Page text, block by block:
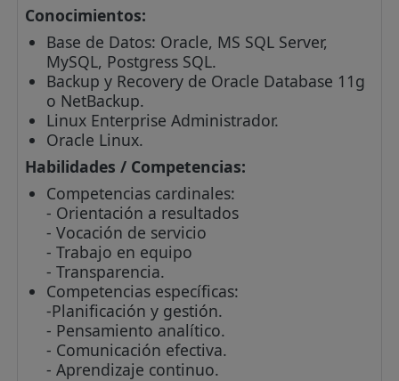
Conocimientos:
Base de Datos: Oracle, MS SQL Server,
MySQL, Postgress SQL.
Backup y Recovery de Oracle Database 11g
o NetBackup.
Linux Enterprise Administrador.
Oracle Linux.
Habilidades / Competencias:
Competencias cardinales:
- Orientación a resultados
- Vocación de servicio
- Trabajo en equipo
- Transparencia.
Competencias específicas:
-Planificación y gestión.
- Pensamiento analítico.
- Comunicación efectiva.
- Aprendizaje continuo.